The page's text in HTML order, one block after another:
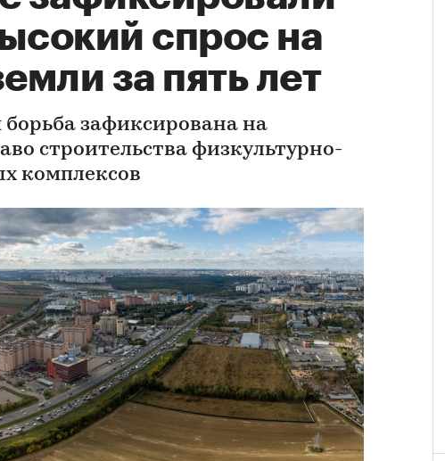
спрос на
за пять лет
зафиксирована на
строительства физкультурно-
комплексов